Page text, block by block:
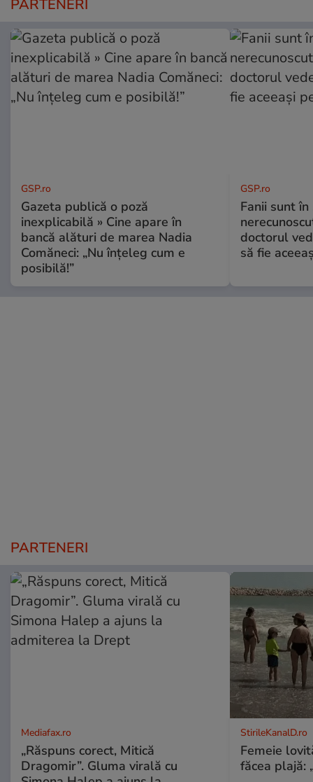
PARTENERI
GSP.ro
Gazeta publică o poză
inexplicabilă » Cine apare în
bancă alături de marea Nadia
Comăneci: „Nu înțeleg cum e
posibilă!”
GSP.ro
Fanii sunt în
doctorul
să fie
PARTENERI
Mediafax.ro
„Răspuns corect, Mitică
Dragomir”. Gluma virală cu
StirileKanalD.ro
Femeie
făcea plajă: